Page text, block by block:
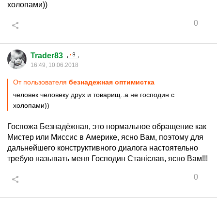
холопами))
0
Trader83
16:49, 10.06.2018
От пользователя безнадежная оптимистка
человек человеку друх и товарищ..а не господин с
холопами))
Госпожа Безнадёжная, это нормальное обращение как
Мистер или Миссис в Америке, ясно Вам, поэтому для
дальнейшего конструктивного диалога настоятельно
требую называть меня Господин Станiслав, ясно Вам!!!
0